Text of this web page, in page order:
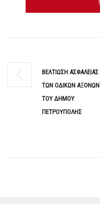
ΒΕΛΤΙΩΣΗ ΑΣΦΑΛΕΙΑΣ
ΤΩΝ ΟΔΙΚΩΝ ΑΞΟΝΩΝ
ΤΟΥ ΔΗΜΟΥ
ΠΕΤΡΟΥΠΟΛΗΣ